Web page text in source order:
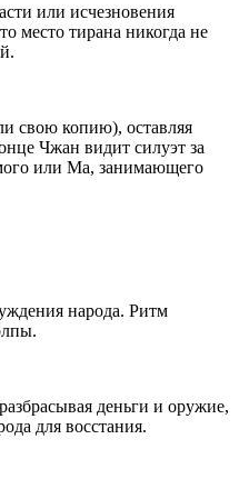
или исчезновения
место тирана никогда не
свою копию), оставляя
Чжан видит силуэт за
или Ма, занимающего
народа. Ритм
деньги и оружие,
для восстания.